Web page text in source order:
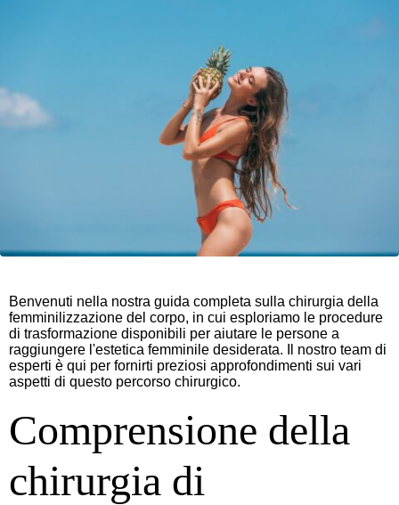
Benvenuti nella nostra guida completa sulla chirurgia della
femminilizzazione del corpo, in cui esploriamo le procedure
di trasformazione disponibili per aiutare le persone a
raggiungere l'estetica femminile desiderata. Il nostro team di
esperti è qui per fornirti preziosi approfondimenti sui vari
aspetti di questo percorso chirurgico.
Comprensione della
chirurgia di